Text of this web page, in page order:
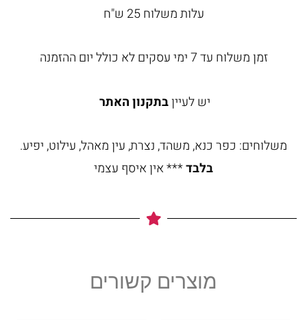
עלות משלוח 25 ש"ח
זמן משלוח עד 7 ימי עסקים לא כולל יום ההזמנה
יש לעייןבתקנון האתר
משלוחים: כפר כנא, משהד, נצרת, עין מאהל, עילוט, יפיע.
בלבד*** אין איסף עצמי
מוצרים קשורים